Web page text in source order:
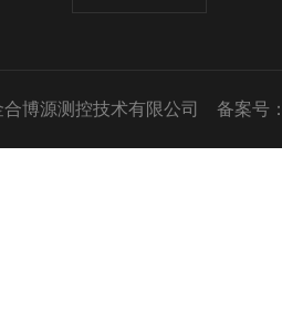
博源测控技术有限公司 备案号